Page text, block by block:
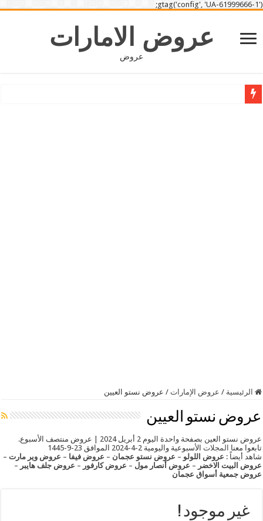
gtag('config', 'UA-61999666-1');
عروض الامارات
عروض
الرئيسية / عروض الإمارات / عروض نستو العيين
عروض نستو العيين
عروض نستو العين بصفحة واحدة اليوم 2 أبريل 2024 | عروض منتصف الأسبوع.
تابعوا معنا المجلات الأسبوعية واليومية 2-4-2024 الموافق 23-9-1445
شاهد أيضاً : عروض اللولو – عروض نستو عجمان – عروض فيفا – عروض وير مارت –
عروض البيت الاخضر – عروض أنصار مول – عروض كارفور – عروض جلف هايبر –
عروض جمعية أسواق عجمان
غير موجود !